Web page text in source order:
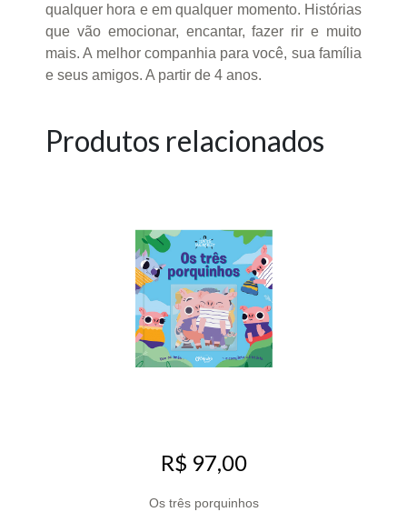
qualquer hora e em qualquer momento. Histórias
que vão emocionar, encantar, fazer rir e muito
mais. A melhor companhia para você, sua família
e seus amigos. A partir de 4 anos.
Produtos relacionados
R$ 97,00
Os três porquinhos